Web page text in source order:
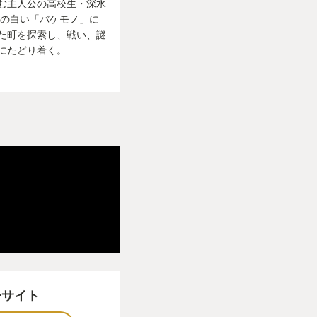
よくしゃべるのだ
りの言葉をぶつけ
言葉を代弁してい
ム内で多分に出て
モチベーションを
ぶつけている、そ
怒りは誰の怒り…?
いる場合、プレイ
品の場合は違っ
と向き合い、倒し
主人公の高校生・深水
白い「バケモノ」に
町を探索し、戦い、謎
どり着く。
イト